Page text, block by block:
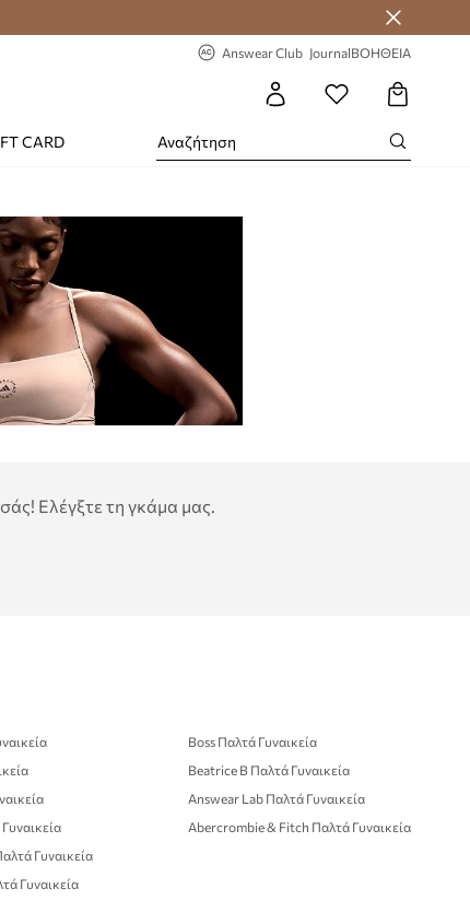
Answear Club JournalΒΟΗΘΕΙΑ
CARD
Ελέγξτε τη γκάμα μας.
Γυναικεία
Γυναικεία
Boss Παλτά Γυναικεία
Beatrice B Παλτά Γυναικεία
Answear Lab Παλτά Γυναικεία
Abercrombie & Fitch Παλτά Γυναικεία